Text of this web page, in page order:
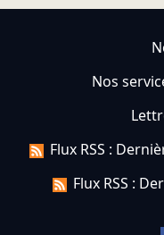
Nos
Flux RSS :
Flux RSS :